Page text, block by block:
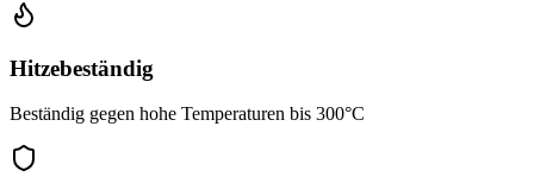
Hitzebeständig
Beständig gegen hohe Temperaturen bis 300°C